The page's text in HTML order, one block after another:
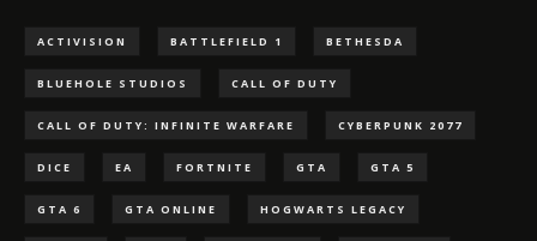
ACTIVISION BATTLEFIELD 1 BETHESDA
BLUEHOLE STUDIOS CALL OF DUTY
CALL OF DUTY: INFINITE WARFARE CYBERPUNK 2077
DICE EA FORTNITE GTA GTA 5
GTA 6 GTA ONLINE HOGWARTS LEGACY